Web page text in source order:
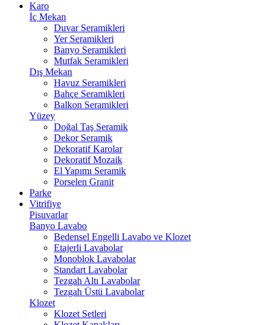
Karo
İç Mekan
Duvar Seramikleri
Yer Seramikleri
Banyo Seramikleri
Mutfak Seramikleri
Dış Mekan
Havuz Seramikleri
Bahçe Seramikleri
Balkon Seramikleri
Yüzey
Doğal Taş Seramik
Dekor Seramik
Dekoratif Karolar
Dekoratif Mozaik
El Yapımı Seramik
Porselen Granit
Parke
Vitrifiye
Pisuvarlar
Banyo Lavabo
Bedensel Engelli Lavabo ve Klozet
Etajerli Lavabolar
Monoblok Lavabolar
Standart Lavabolar
Tezgah Altı Lavabolar
Tezgah Üstü Lavabolar
Klozet
Klozet Setleri